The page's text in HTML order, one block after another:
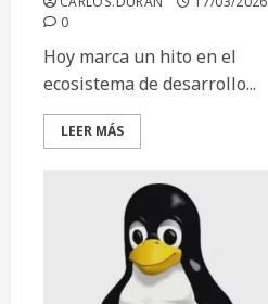
0
Hoy marca un hito en el
ecosistema de desarrollo...
LEER MÁS